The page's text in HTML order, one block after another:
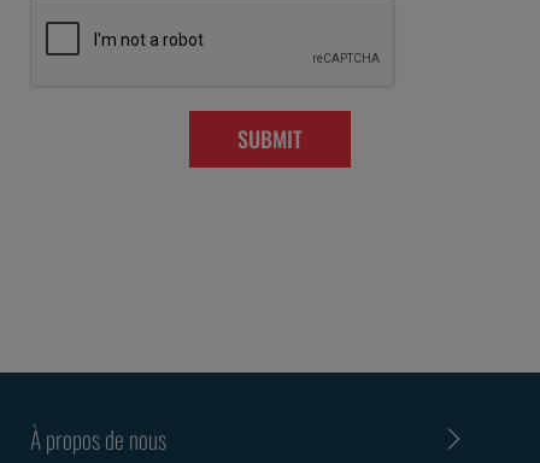
SUBMIT
À propos de nous